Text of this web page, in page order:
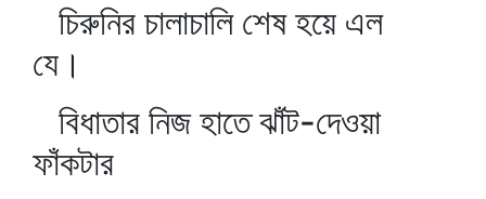
চিরুনির চালাচালি শেষ হয়ে এল
যে।
বিধাতার নিজ হাতে ঝাঁট-দেওয়া
ফাঁকটার